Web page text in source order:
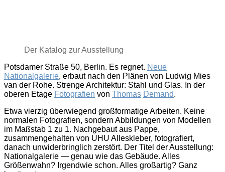
Der Katalog zur Ausstellung
Potsdamer Straße 50, Berlin. Es regnet. Neue
Nationalgalerie, erbaut nach den Plänen von Ludwig Mies
van der Rohe. Strenge Architektur: Stahl und Glas. In der
oberen Etage Fotografien von Thomas Demand.
Etwa vierzig überwiegend großformatige Arbeiten. Keine
normalen Fotografien, sondern Abbildungen von Modellen
im Maßstab 1 zu 1. Nachgebaut aus Pappe,
zusammengehalten von UHU Alleskleber, fotografiert,
danach unwiderbringlich zerstört. Der Titel der Ausstellung:
Nationalgalerie — genau wie das Gebäude. Alles
Größenwahn? Irgendwie schon. Alles großartig? Ganz